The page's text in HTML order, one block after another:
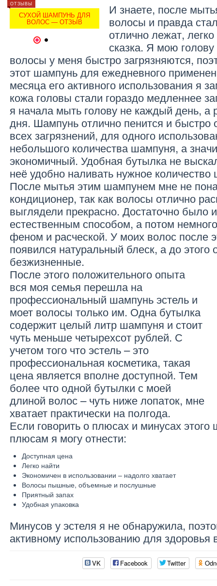
ОТЗЫВЫ
СУХОЙ ШАМПУНЬ ДЛЯ
ВОЛОС — ОТЗЫВ
ШАМПУНЬ «ЧИСТАЯ
ЛИНИЯ» (ОТЗЫВЫ)
И знаете, после
волосы и правда
отлично лежат,
сказка. Я мою
волосы у меня быстро загрязняются,
этот шампунь для ежедневного
месяца его активного использования я
кожа головы стали гораздо медленнее
я начала мыть голову не каждый день, а
дня. Шампунь отлично пенится и быстро
всех загрязнений, для одного
небольшого количества шампуня, а
экономичный. Удобная бутылка не
неё удобно наливать нужное
После мытья этим шампунем мне не
кондиционер, так как волосы отлично
выглядели прекрасно. Достаточно было
естественным способом, а потом
феном и расческой. У моих волос после
появился натуральный блеск, а до
безжизненные.
После этого положительного опыта
вся моя семья перешла на
профессиональный шампунь эстель и
моет волосы только им. Одна бутылка
содержит целый литр шампуня и стоит
чуть меньше четырехсот рублей. С
учетом того что эстель – это
профессиональная косметика, такая
цена является вполне доступной. Тем
более что одной бутылки с моей
длиной волос – чуть ниже лопаток, мне
хватает практически на полгода.
Если говорить о плюсах и минусах этого
плюсам я могу отнести:
Доступная цена
Легко найти
Экономичен в использовании – надолго хватает
Волосы пышные, объемные и послушные
Приятный запах
Удобная упаковка
Минусов у эстеля я не обнаружила,
активному использованию для здоровья
VK Facebook Twitter